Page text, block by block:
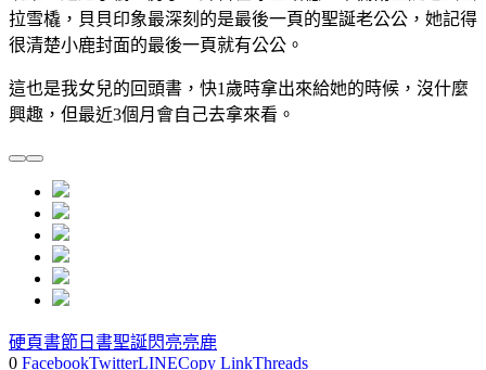
拉雪橇，貝貝印象最深刻的是最後一頁的聖誕老公公，她記得
很清楚小鹿封面的最後一頁就有公公。
這也是我女兒的回頭書，快1歲時拿出來給她的時候，沒什麼
興趣，但最近3個月會自己去拿來看。
硬頁書節日書聖誕閃亮亮鹿
0 FacebookTwitterLINECopy LinkThreads